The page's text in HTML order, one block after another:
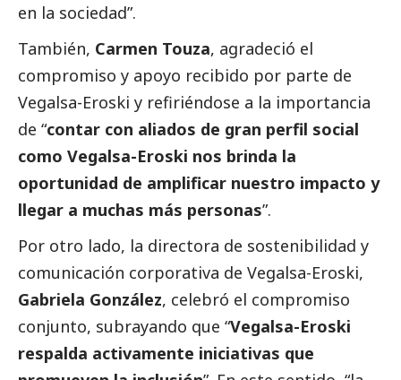
en la sociedad”.
También, Carmen Touza, agradeció el
compromiso y apoyo recibido por parte de
Vegalsa-Eroski y refiriéndose a la importancia
de “contar con aliados de gran perfil social
como Vegalsa-Eroski nos brinda la
oportunidad de amplificar nuestro impacto y
llegar a muchas más personas”.
Por otro lado, la directora de sostenibilidad y
comunicación corporativa de Vegalsa-Eroski,
Gabriela González, celebró el compromiso
conjunto, subrayando que “Vegalsa-Eroski
respalda activamente iniciativas que